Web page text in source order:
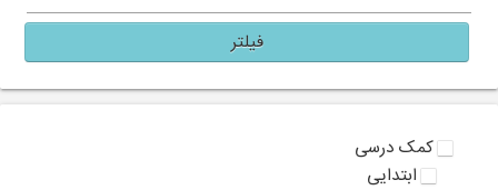
فیلتر
کمک درسی
ابتدایی